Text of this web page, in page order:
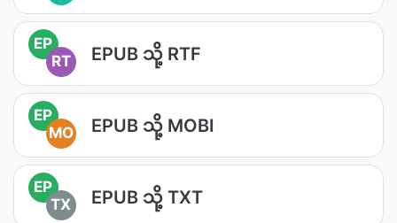
EP
RT
EPUB သို့ RTF
EP
MO
EPUB သို့ MOBI
EP
TX
EPUB သို့ TXT